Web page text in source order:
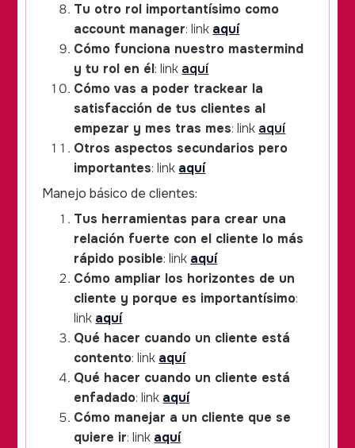
Tu otro rol importantísimo como
account manager: link aquí
Cómo funciona nuestro mastermind
y tu rol en él: link aquí
Cómo vas a poder trackear la
satisfacción de tus clientes al
empezar y mes tras mes: link aquí
Otros aspectos secundarios pero
importantes: link aquí
Manejo básico de clientes:
Tus herramientas para crear una
relación fuerte con el cliente lo más
rápido posible: link aquí
Cómo ampliar los horizontes de un
cliente y porque es importantísimo:
link aquí
Qué hacer cuando un cliente está
contento: link aquí
Qué hacer cuando un cliente está
enfadado: link aquí
Cómo manejar a un cliente que se
quiere ir: link aquí